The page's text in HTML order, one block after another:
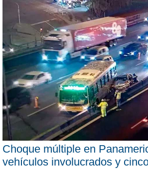
Choque múltiple en
vehículos involucrados y